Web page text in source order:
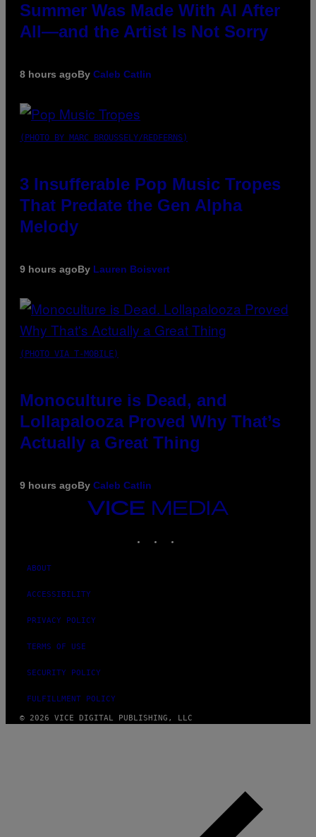
Summer Was Made With AI After
All—and the Artist Is Not Sorry
8 hours agoBy Caleb Catlin
(PHOTO BY MARC BROUSSELY/REDFERNS)
3 Insufferable Pop Music Tropes
That Predate the Gen Alpha
Melody
9 hours agoBy Lauren Boisvert
(PHOTO VIA T-MOBILE)
Monoculture is Dead, and
Lollapalooza Proved Why That’s
Actually a Great Thing
9 hours agoBy Caleb Catlin
VICE
ABOUT
ACCESSIBILITY
PRIVACY POLICY
TERMS OF USE
SECURITY POLICY
FULFILLMENT POLICY
© 2026 VICE DIGITAL PUBLISHING, LLC